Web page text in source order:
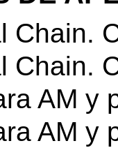
Chain.
Chain.
AM y
AM y